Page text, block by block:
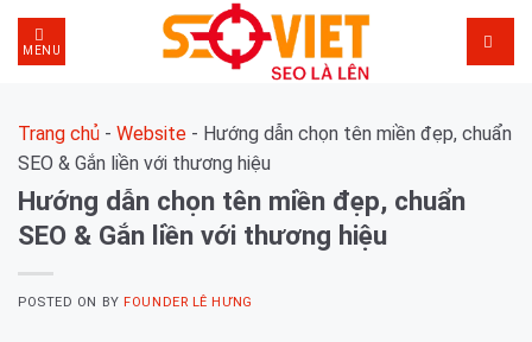
Skip
content
MENU
Trang chủ - Website - Hướng dẫn chọn tên miền đẹp, chuẩn
SEO & Gắn liền với thương hiệu
Hướng dẫn chọn tên miền đẹp, chuẩn
SEO & Gắn liền với thương hiệu
POSTED ON BYFOUNDER LÊ HƯNG